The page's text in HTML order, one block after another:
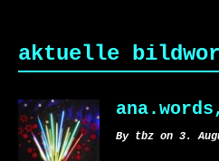
aktuelle
By tbz on 3.